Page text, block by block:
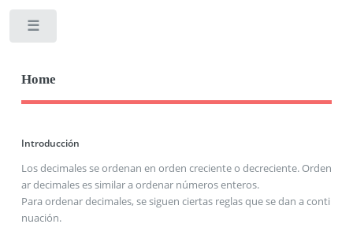
Home
Introducción
Los decimales se ordenan en orden creciente o decreciente. Orden
ar decimales es similar a ordenar números enteros.
Para ordenar decimales, se siguen ciertas reglas que se dan a conti
nuación.